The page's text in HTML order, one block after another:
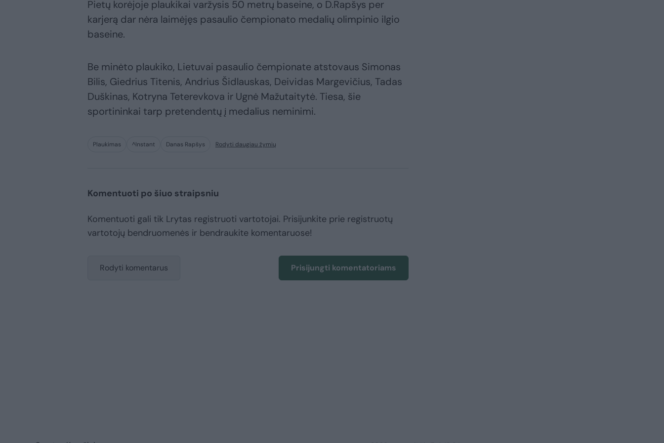
Pietų korėjoje plaukikai varžysis 50 metrų baseine, o D.Rapšys per
karjerą dar nėra laimėjęs pasaulio čempionato medalių olimpinio ilgio
baseine.
Be minėto plaukiko, Lietuvai pasaulio čempionate atstovaus Simonas
Bilis, Giedrius Titenis, Andrius Šidlauskas, Deividas Margevičius, Tadas
Duškinas, Kotryna Teterevkova ir Ugnė Mažutaitytė. Tiesa, šie
sportininkai tarp pretendentų į medalius neminimi.
Plaukimas ^Instant Danas Rapšys Rodyti daugiau žymių
Komentuoti po šiuo straipsniu
Komentuoti gali tik Lrytas registruoti vartotojai. Prisijunkite prie registruotų
vartotojų bendruomenės ir bendraukite komentaruose!
Rodyti komentarus Prisijungti komentatoriams